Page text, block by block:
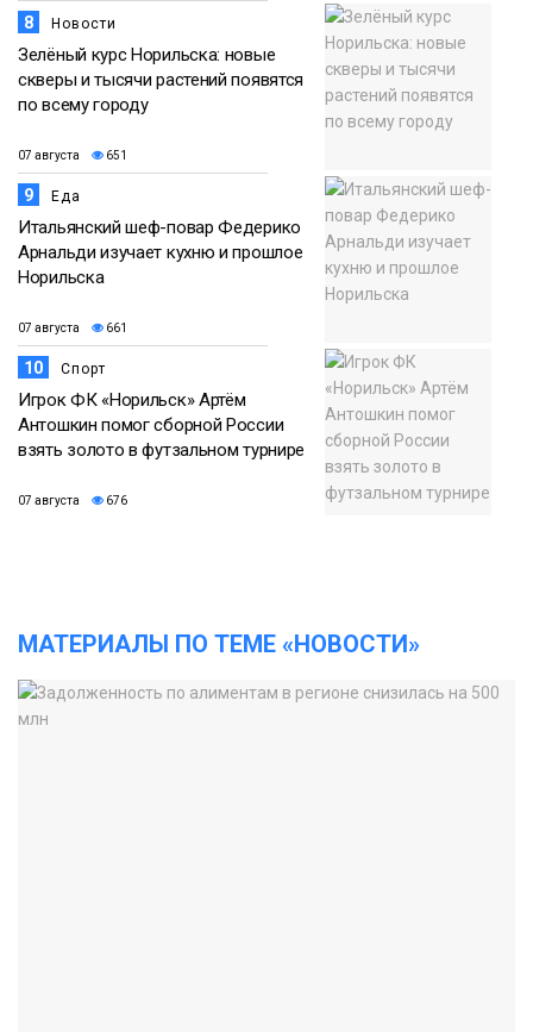
8 Новости
Зелёный курс Норильска: новые
скверы и тысячи растений появятся
по всему городу
07 августа 651
9 Еда
Итальянский шеф-повар Федерико
Арнальди изучает кухню и прошлое
Норильска
07 августа 661
10 Спорт
Игрок ФК «Норильск» Артём
Антошкин помог сборной России
взять золото в футзальном турнире
07 августа 676
МАТЕРИАЛЫ ПО ТЕМЕ «НОВОСТИ»